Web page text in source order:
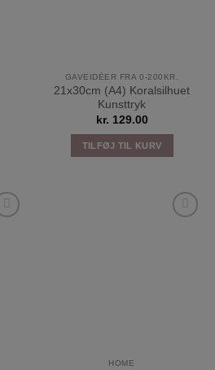
GAVEIDÉER FRA 0-200KR.
21x30cm (A4) Koralsilhuet
Kunsttryk
kr. 129.00
TILFØJ TIL KURV
HOME